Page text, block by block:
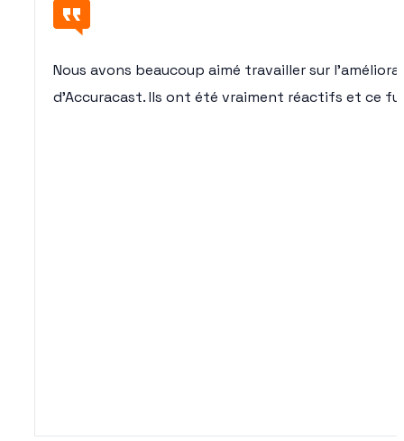
Nous avons beaucoup aimé travailler sur
d’Accuracast. Ils ont été vraiment réactifs et ce